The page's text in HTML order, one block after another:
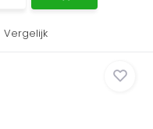
Vergelijk